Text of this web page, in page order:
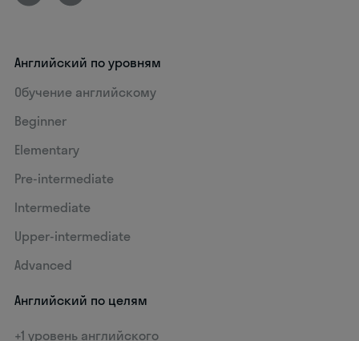
Английский по уровням
Обучение английскому
Beginner
Elementary
Pre-intermediate
Intermediate
Upper-intermediate
Advanced
Английский по целям
+1 уровень английского